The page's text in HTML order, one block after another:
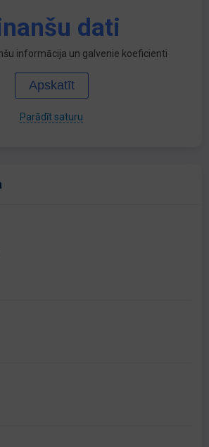
dati
informācija un galvenie koeficienti
Apskatīt
Parādīt saturu